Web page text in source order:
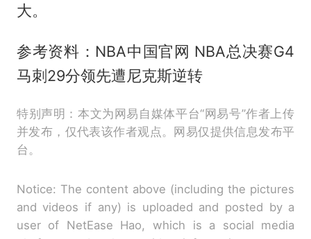
大。
参考资料：NBA中国官网 NBA总决赛G4
马刺29分领先遭尼克斯逆转
特别声明：本文为网易自媒体平台“网易号”作者上传
并发布，仅代表该作者观点。网易仅提供信息发布平
台。
Notice: The content above (including the pictures
and videos if any) is uploaded and posted by a
user of NetEase Hao, which is a social media